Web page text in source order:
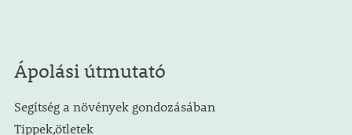
Ápolási útmutató
Segítség a növények gondozásában
Tippek,ötletek